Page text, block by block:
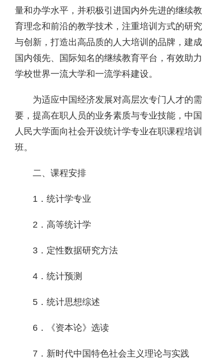
量和办学水平，并积极引进国内外先进的继续教
育理念和前沿的教学技术，注重培训方式的研究
与创新，打造出高品质的人大培训的品牌，建成
国内领先、国际知名的继续教育平台，有效助力
学校世界一流大学和一流学科建设。
为适应中国经济发展对高层次专门人才的需
要，提高在职人员的业务素质与专业技能，中国
人民大学面向社会开设统计学专业在职课程培训
班。
二、课程安排
1．统计学专业
2．高等统计学
3．定性数据研究方法
4．统计预测
5．统计思想综述
6．《资本论》选读
7．新时代中国特色社会主义理论与实践